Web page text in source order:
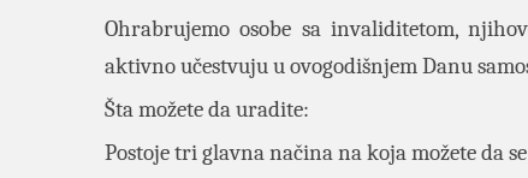
Ohrabrujemo osobe sa invaliditetom,
aktivno učestvuju u ovogodišnjem Danu
Šta možete da uradite:
Postoje tri glavna načina na koja možete da